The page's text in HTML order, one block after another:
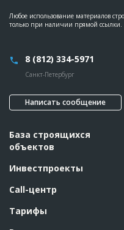
Любое использование материалов
только при наличии прямой ссылки.
8 (812) 334-5971
Санкт-Петербург
Написать сообщение
База строящихся
объектов
Инвестпроекты
Call-центр
Тарифы